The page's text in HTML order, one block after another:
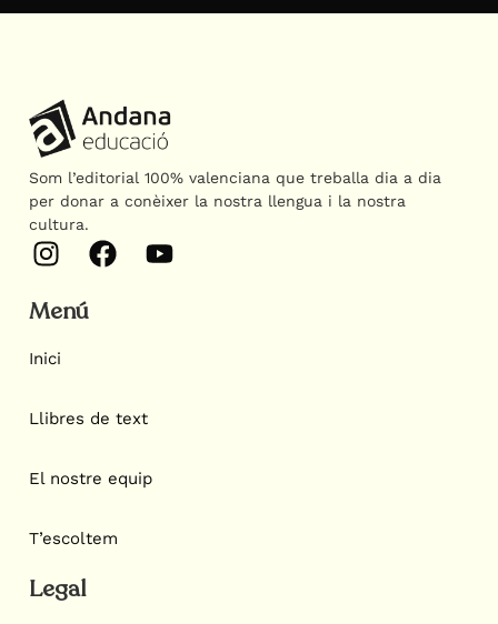
Som l’editorial 100% valenciana que treballa dia a dia
per donar a conèixer la nostra llengua i la nostra
cultura.
Menú
Inici
Llibres de text
El nostre equip
T’escoltem
Legal